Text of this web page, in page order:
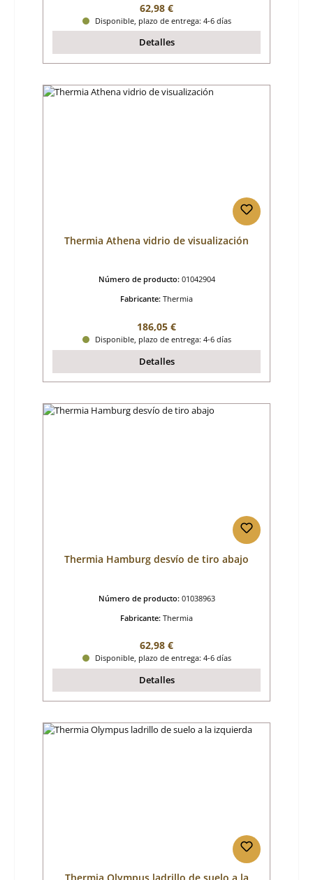
Precio normal:
62,98 €
Disponible, plazo de entrega: 4-6 días
Detalles
Thermia Athena vidrio de visualización
Número de producto: 01042904
Fabricante: Thermia
Precio normal:
186,05 €
Disponible, plazo de entrega: 4-6 días
Detalles
Thermia Hamburg desvío de tiro abajo
Número de producto: 01038963
Fabricante: Thermia
Precio normal:
62,98 €
Disponible, plazo de entrega: 4-6 días
Detalles